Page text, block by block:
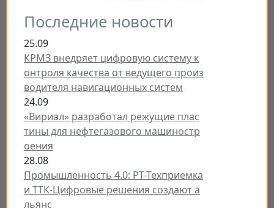
Последние новости
25.09
КРМЗ внедряет цифровую систему к
онтроля качества от ведущего произ
водителя навигационных систем
24.09
«Вириал» разработал режущие плас
тины для нефтегазового машиностр
оения
28.08
Промышленность 4.0: РТ-Техприемка
и ТТК-Цифровые решения создают а
льянс